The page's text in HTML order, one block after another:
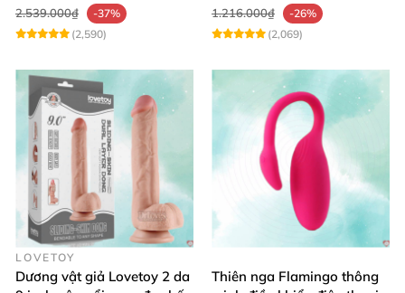
2.539.000₫
-37%
(2,590)
1.216.000₫
-26%
(2,069)
LOVETOY
Dương vật giả Lovetoy 2 da
Thiên nga Flamingo thông